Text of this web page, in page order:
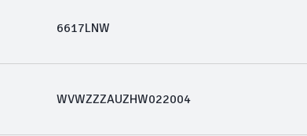
6617LNW
WVWZZZAUZHW022004